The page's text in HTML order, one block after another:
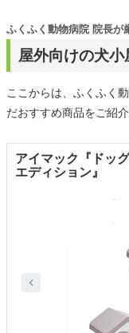
屋外向けの犬
ふくふく動物病院 院長が
ここからは、ふくふく
だおすすめ商品をご紹介
アイマック『ドッ
エディション』